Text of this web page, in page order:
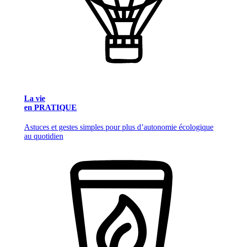
La vie
en PRATIQUE
Astuces et gestes simples pour plus d’autonomie écologique
au quotidien